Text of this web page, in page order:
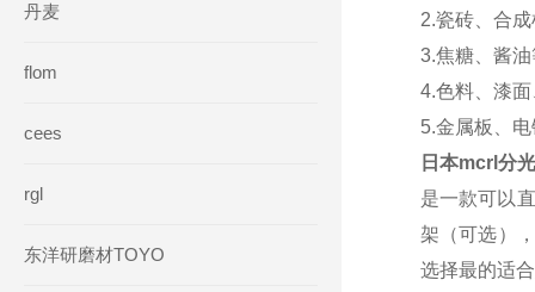
丹麦
flom
cees
rgl
东洋研磨材TOYO
2.瓷砖、合
3.焦糖、酱
4.色料、漆
5.金属板、
日本mcrl分
是一款可以
架（可选）
选择最的适